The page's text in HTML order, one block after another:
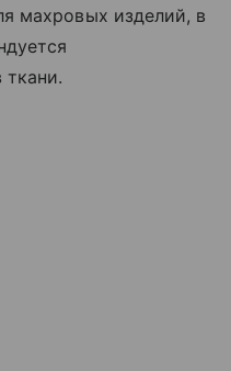
махровых изделий, в
ткани.